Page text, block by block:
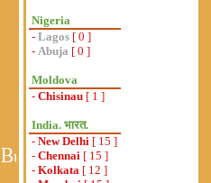
Nigeria
- Lagos [ 0 ]
- Abuja [ 0 ]
Moldova
- Chisinau [ 1 ]
India. भारत.
- New Delhi [ 15 ]
- Chennai [ 15 ]
- Kolkata [ 12 ]